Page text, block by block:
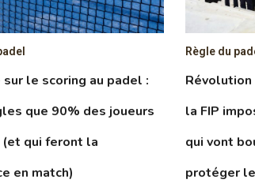
sur le scoring au padel :
que 90% des joueurs
qui feront la
en match)
Règle du
la FIP
qui vont
protéger